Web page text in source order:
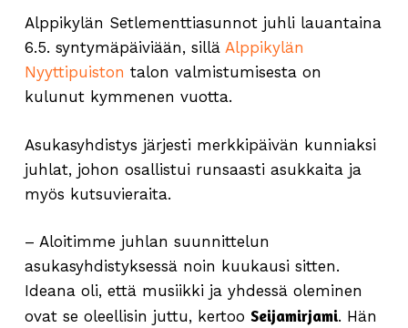
Alppikylän Setlementtiasunnot juhli lauantaina
6.5. syntymäpäiviään, sillä Alppikylän
Nyyttipuiston talon valmistumisesta on
kulunut kymmenen vuotta.
Asukasyhdistys järjesti merkkipäivän kunniaksi
juhlat, johon osallistui runsaasti asukkaita ja
myös kutsuvieraita.
– Aloitimme juhlan suunnittelun
asukasyhdistyksessä noin kuukausi sitten.
Ideana oli, että musiikki ja yhdessä oleminen
ovat se oleellisin juttu, kertoo Seijamirjami. Hän